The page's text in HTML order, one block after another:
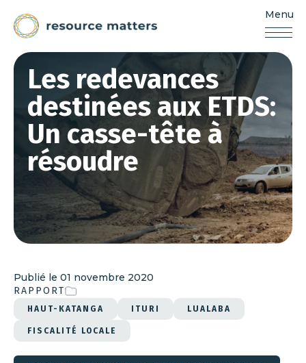
Aller
contenu
Resources
Matters
Menu
Les redevances
destinées aux ETDS:
Un casse-tête à
résoudre
Publié le 01 novembre 2020
RAPPORT
HAUT-KATANGA ITURI LUALABA
FISCALITÉ LOCALE